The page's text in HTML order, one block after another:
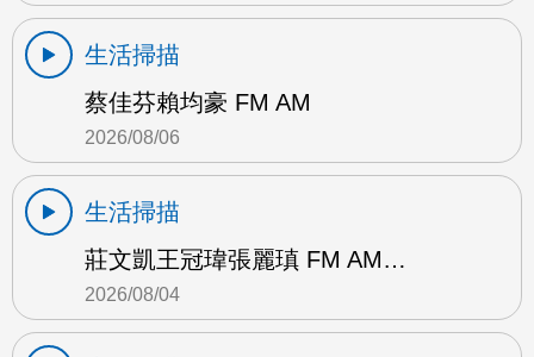
生活掃描
蔡佳芬賴均豪 FM AM
2026/08/06
生活掃描
莊文凱王冠瑋張麗瑱 FM AM…
2026/08/04